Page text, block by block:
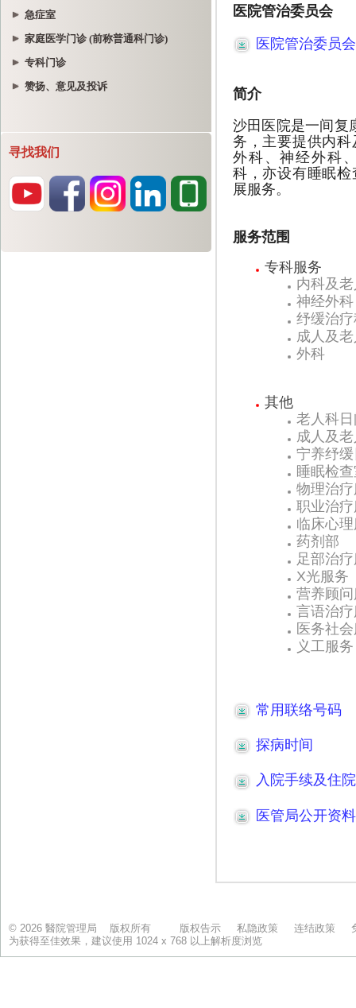
急症室
家庭医学门诊 (前称普通科门诊)
专科门诊
赞扬、意见及投诉
寻找我们
© 2026 醫院管理局 版权所有 版权告示 私隐政策 连结政策
为获得至佳效果，建议使用 1024 x 768 以上解析度浏览